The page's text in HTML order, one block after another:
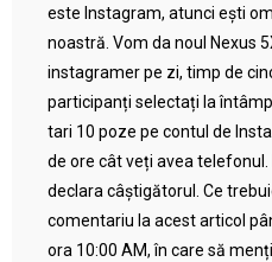
este Instagram, atunci ești
noastră. Vom da noul Nexus
instagramer pe zi, timp de
participanți selectați la
tari 10 poze pe contul de
de ore cât veți avea
declara câștigătorul. Ce
comentariu la acest articol
ora 10:00 AM, în care să